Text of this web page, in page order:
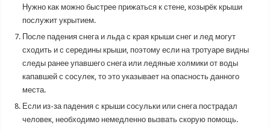
Нужно как можно быстрее прижаться к стене, козырёк крыши
послужит укрытием.
После падения снега и льда с края крыши снег и лед могут
сходить и с середины крыши, поэтому если на тротуаре видны
следы ранее упавшего снега или ледяные холмики от воды
капавшей с сосулек, то это указывает на опасность данного
места.
Если из-за падения с крыши сосульки или снега пострадал
человек, необходимо немедленно вызвать скорую помощь.